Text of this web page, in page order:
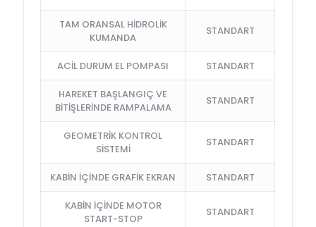
TAM ORANSAL HİDROLİK
KUMANDA
STANDART
ACİL DURUM EL POMPASI STANDART
HAREKET BAŞLANGIÇ VE
BİTİŞLERİNDE RAMPALAMA
STANDART
GEOMETRİK KONTROL
SİSTEMİ
STANDART
KABİN İÇİNDE GRAFİK EKRAN STANDART
KABİN İÇİNDE MOTOR
START-STOP
STANDART